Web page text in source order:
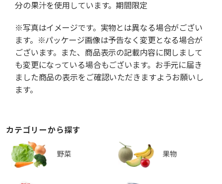
分の果汁を使用しています。期間限定
※写真はイメージです。実物とは異なる場合がござい
ます。※パッケージ画像は予告なく変更となる場合が
ございます。また、商品表示の記載内容に関しまして
も変更になっている場合もございます。お手元に届き
ました商品の表示をご確認いただきますようお願いし
ます。
カテゴリーから探す